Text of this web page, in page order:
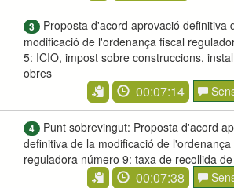
3
Proposta d'acord aprovació definitiva
modificació de l'ordenança fiscal
5: ICIO, impost sobre construccions,
obres
00:07:14
4
Punt sobrevingut: Proposta d'acord
definitiva de la modificació de l'ordenança
reguladora número 9: taxa de recollida
00:07:38